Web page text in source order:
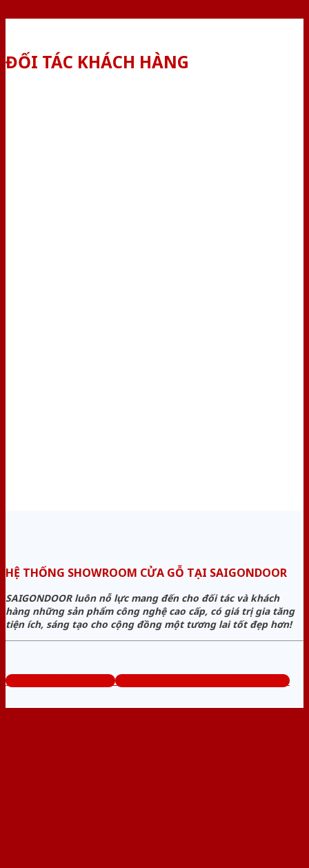
ĐỐI TÁC KHÁCH HÀNG
HỆ THỐNG SHOWROOM CỬA GỖ TẠI SAIGONDOOR
SAIGONDOOR luôn nỗ lực mang đến cho đối tác và khách
hàng những sản phẩm công nghệ cao cấp, có giá trị gia tăng
tiện ích, sáng tạo cho cộng đồng một tương lai tốt đẹp hơn!
www.bancuagodep.com Tổng đài tư vấn miễn phí: 0824.400.400